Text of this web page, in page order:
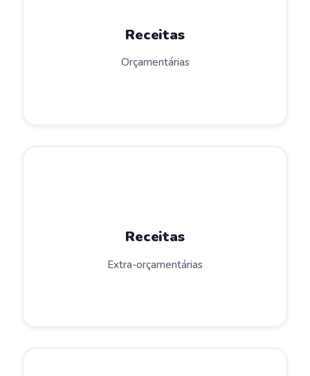
Receitas
Orçamentárias
Receitas
Extra-orçamentárias